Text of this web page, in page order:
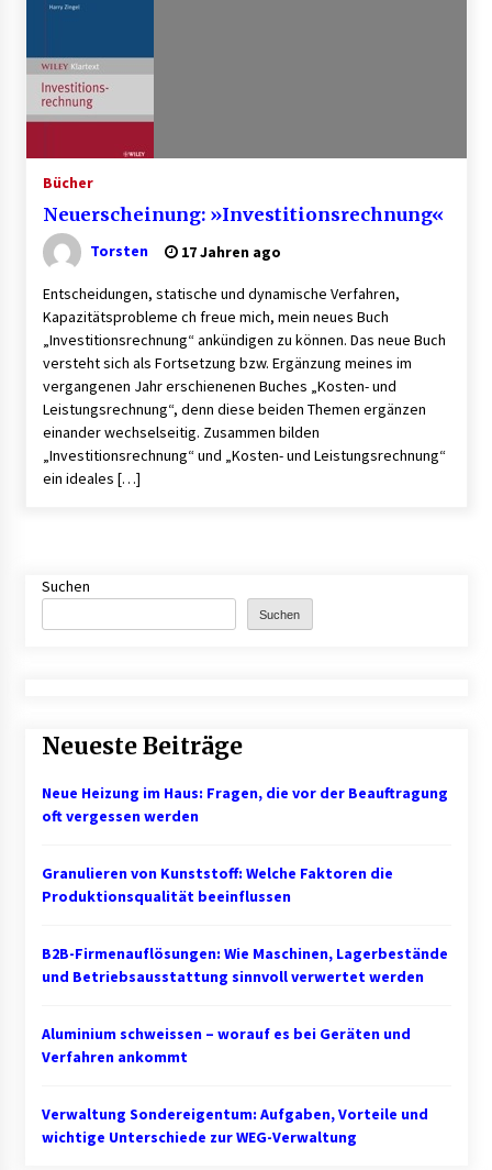
B2B-Firmenauflösungen: Wie Maschinen,
sinnvoll verwertet werden
Aluminium schweissen – worauf es bei
Geräten und Verfahren ankommt
Verwaltung Sondereigentum: Aufgaben,
Vorteile und wichtige Unterschiede zur WEG-
Verwaltung
2 Monaten ago
Professionelle Plastikkarten – der erste
Eindruck, der lange bleibt
Schuldnerberatung: So gewinnen Sie wieder
1. Bestandsmanagement: Den Überblick
behalten
3 Monaten ago
nach einer Kündigung wissen sollten
5 Monaten ago
Mietverwaltung in Karlsruhe: Zuverlässige
Immobilienbetreuung
Bücher
Neuerscheinung: »Investitionsrechnung«
Torsten 17 Jahren ago
Entscheidungen, statische und dynamische Verfahren,
Kapazitätsprobleme ch freue mich, mein neues Buch
„Investitionsrechnung“ ankündigen zu können. Das neue Buch
versteht sich als Fortsetzung bzw. Ergänzung meines im
vergangenen Jahr erschienenen Buches „Kosten- und
Leistungsrechnung“, denn diese beiden Themen ergänzen
einander wechselseitig. Zusammen bilden
„Investitionsrechnung“ und „Kosten- und Leistungsrechnung“
ein ideales […]
Suchen
Suchen
Neueste Beiträge
Neue Heizung im Haus: Fragen, die vor der Beauftragung
oft vergessen werden
Granulieren von Kunststoff: Welche Faktoren die
Produktionsqualität beeinflussen
B2B-Firmenauflösungen: Wie Maschinen, Lagerbestände
und Betriebsausstattung sinnvoll verwertet werden
Aluminium schweissen – worauf es bei Geräten und
Verfahren ankommt
Verwaltung Sondereigentum: Aufgaben, Vorteile und
wichtige Unterschiede zur WEG-Verwaltung